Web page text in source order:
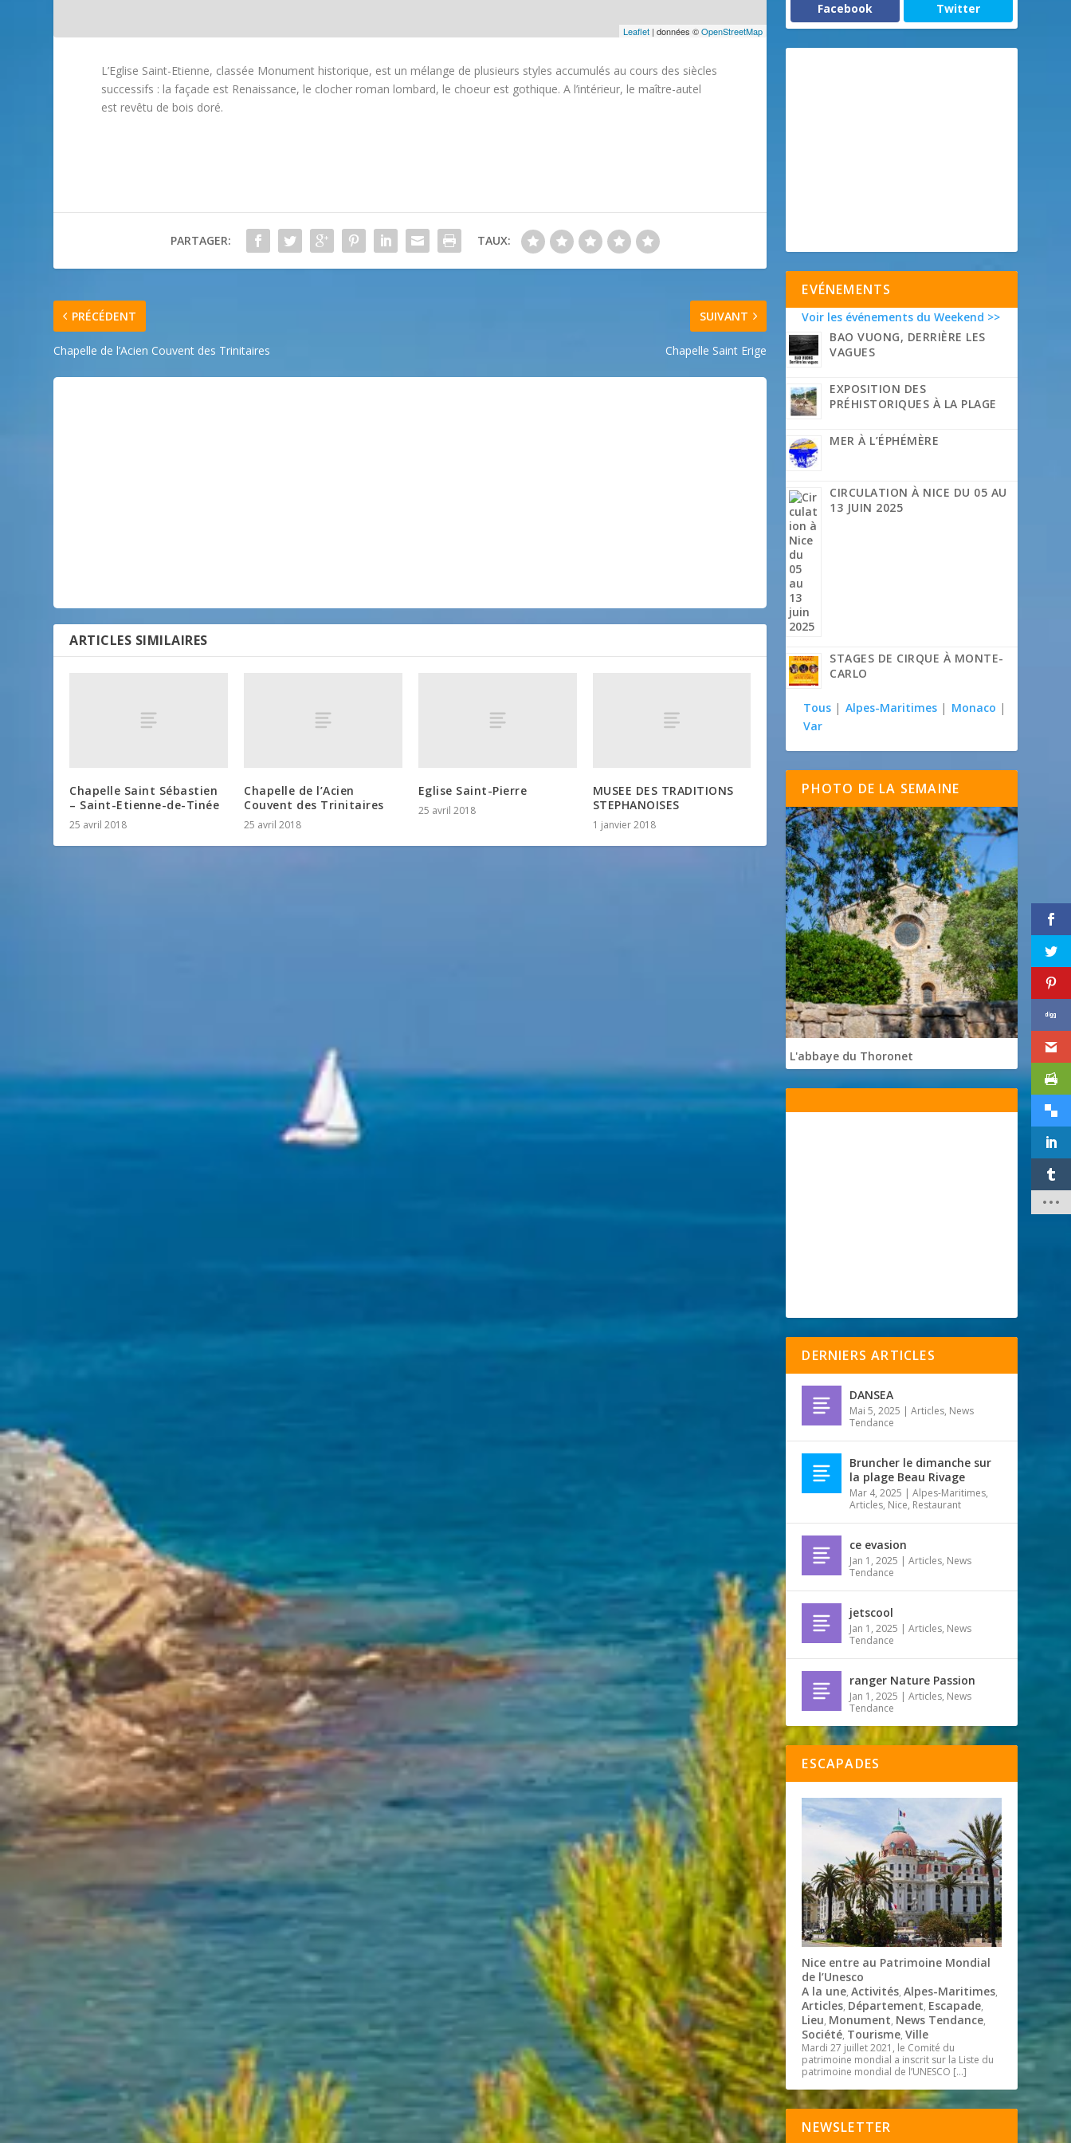
Leaflet | données ©OpenStreetMap
L’Eglise Saint-Etienne, classée Monument historique, est un mélange de plusieurs styles accumulés au cours des siècles
successifs : la façade est Renaissance, le clocher roman lombard, le choeur est gothique. A l’intérieur, le maître-autel
est revêtu de bois doré.
PARTAGER: TAUX:
PRÉCÉDENT
Chapelle de l’Acien Couvent des Trinitaires
SUIVANT
Chapelle Saint Erige
ARTICLES SIMILAIRES
Chapelle Saint Sébastien
– Saint-Etienne-de-Tinée
25 avril 2018
Chapelle de l’Acien
Couvent des Trinitaires
25 avril 2018
Eglise Saint-Pierre
25 avril 2018
MUSEE DES TRADITIONS
STEPHANOISES
1 janvier 2018
Facebook Twitter
EVÉNEMENTS
Voir les événements du Weekend >>
BAO VUONG, DERRIÈRE LES
VAGUES
EXPOSITION DES
PRÉHISTORIQUES À LA PLAGE
MER À L’ÉPHÉMÈRE
CIRCULATION À NICE DU 05 AU
13 JUIN 2025
STAGES DE CIRQUE À MONTE-
CARLO
Tous | Alpes-Maritimes | Monaco |
Var
PHOTO DE LA SEMAINE
L'abbaye du Thoronet
DERNIERS ARTICLES
DANSEA
Mai 5, 2025 |Articles, News
Tendance
Bruncher le dimanche sur
la plage Beau Rivage
Mar 4, 2025 |Alpes-Maritimes,
Articles, Nice, Restaurant
ce evasion
Jan 1, 2025 |Articles, News
Tendance
jetscool
Jan 1, 2025 |Articles, News
Tendance
ranger Nature Passion
Jan 1, 2025 |Articles, News
Tendance
ESCAPADES
Nice entre au Patrimoine Mondial
de l’Unesco
A la une,Activités,Alpes-Maritimes,
Articles, Département, Escapade,
Lieu, Monument, News Tendance,
Société, Tourisme,Ville
Mardi 27 juillet 2021, le Comité du
patrimoine mondial a inscrit sur la Liste du
patrimoine mondial de l’UNESCO […]
NEWSLETTER